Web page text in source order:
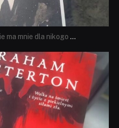
ma mnie dla nikogo ...
Sie 23